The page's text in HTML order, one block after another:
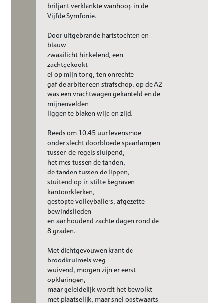
briljant verklankte wanhoop in de
Vijfde Symfonie.
Door uitgebrande hartstochten en
blauw
zwaailicht hinkelend, een
zachtgekookt
ei op mijn tong, ten onrechte
gaf de arbiter een strafschop, op de A2
was een vrachtwagen gekanteld en de
mijnenvelden
liggen te blaken wijd en zijd.
Reeds om 10.45 uur levensmoe
onder slecht doorbloede spaarlampen
tussen de regels sluipend,
het mes tussen de tanden,
de tanden tussen de lippen,
stuitend op in stilte begraven
kantoorklerken,
gestopte volleyballers, afgezette
bewindslieden
en aanhoudend zachte dagen rond de
8 graden.
Met dichtgevouwen krant de
broodkruimels weg-
wuivend, morgen zijn er eerst
opklaringen,
maar geleidelijk wordt het bewolkt
met plaatselijk, maar snel oostwaarts